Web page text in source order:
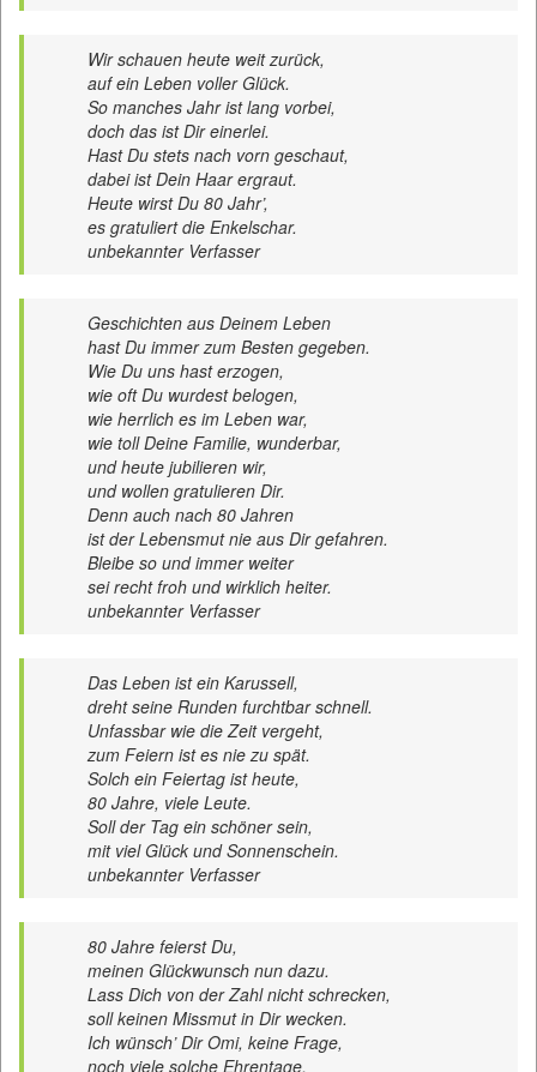
Wir schauen heute weit zurück,
auf ein Leben voller Glück.
So manches Jahr ist lang vorbei,
doch das ist Dir einerlei.
Hast Du stets nach vorn geschaut,
dabei ist Dein Haar ergraut.
Heute wirst Du 80 Jahr’,
es gratuliert die Enkelschar.
unbekannter Verfasser
Geschichten aus Deinem Leben
hast Du immer zum Besten gegeben.
Wie Du uns hast erzogen,
wie oft Du wurdest belogen,
wie herrlich es im Leben war,
wie toll Deine Familie, wunderbar,
und heute jubilieren wir,
und wollen gratulieren Dir.
Denn auch nach 80 Jahren
ist der Lebensmut nie aus Dir gefahren.
Bleibe so und immer weiter
sei recht froh und wirklich heiter.
unbekannter Verfasser
Das Leben ist ein Karussell,
dreht seine Runden furchtbar schnell.
Unfassbar wie die Zeit vergeht,
zum Feiern ist es nie zu spät.
Solch ein Feiertag ist heute,
80 Jahre, viele Leute.
Soll der Tag ein schöner sein,
mit viel Glück und Sonnenschein.
unbekannter Verfasser
80 Jahre feierst Du,
meinen Glückwunsch nun dazu.
Lass Dich von der Zahl nicht schrecken,
soll keinen Missmut in Dir wecken.
Ich wünsch’ Dir Omi, keine Frage,
noch viele solche Ehrentage.